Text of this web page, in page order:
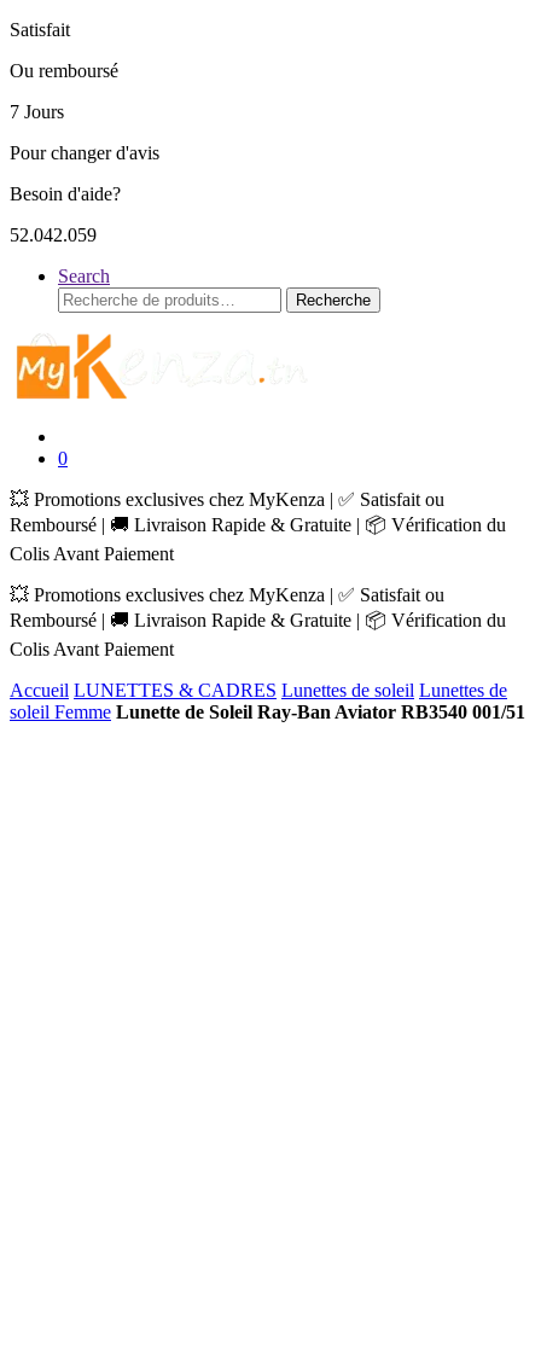
Satisfait
Ou remboursé
7 Jours
Pour changer d'avis
Besoin d'aide?
52.042.059
Search
Recherche
pour :
Recherche
0
💥 Promotions exclusives chez MyKenza | ✅ Satisfait ou
Remboursé | 🚚 Livraison Rapide & Gratuite | 📦 Vérification du
Colis Avant Paiement
💥 Promotions exclusives chez MyKenza | ✅ Satisfait ou
Remboursé | 🚚 Livraison Rapide & Gratuite | 📦 Vérification du
Colis Avant Paiement
Accueil LUNETTES & CADRES Lunettes de soleil Lunettes de
soleil Femme Lunette de Soleil Ray-Ban Aviator RB3540 001/51